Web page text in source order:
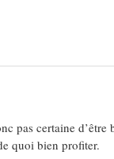
pas certaine d’être
quoi bien profiter.